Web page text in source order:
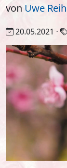
von Uwe
20.05.2021 ⋅